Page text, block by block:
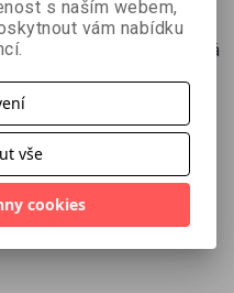
které jsou
používat řešení založená
vlastních projektech.
lepší volby v rámci
značkovacího jazyka
s naším webem,
vám nabídku
vše
cookies